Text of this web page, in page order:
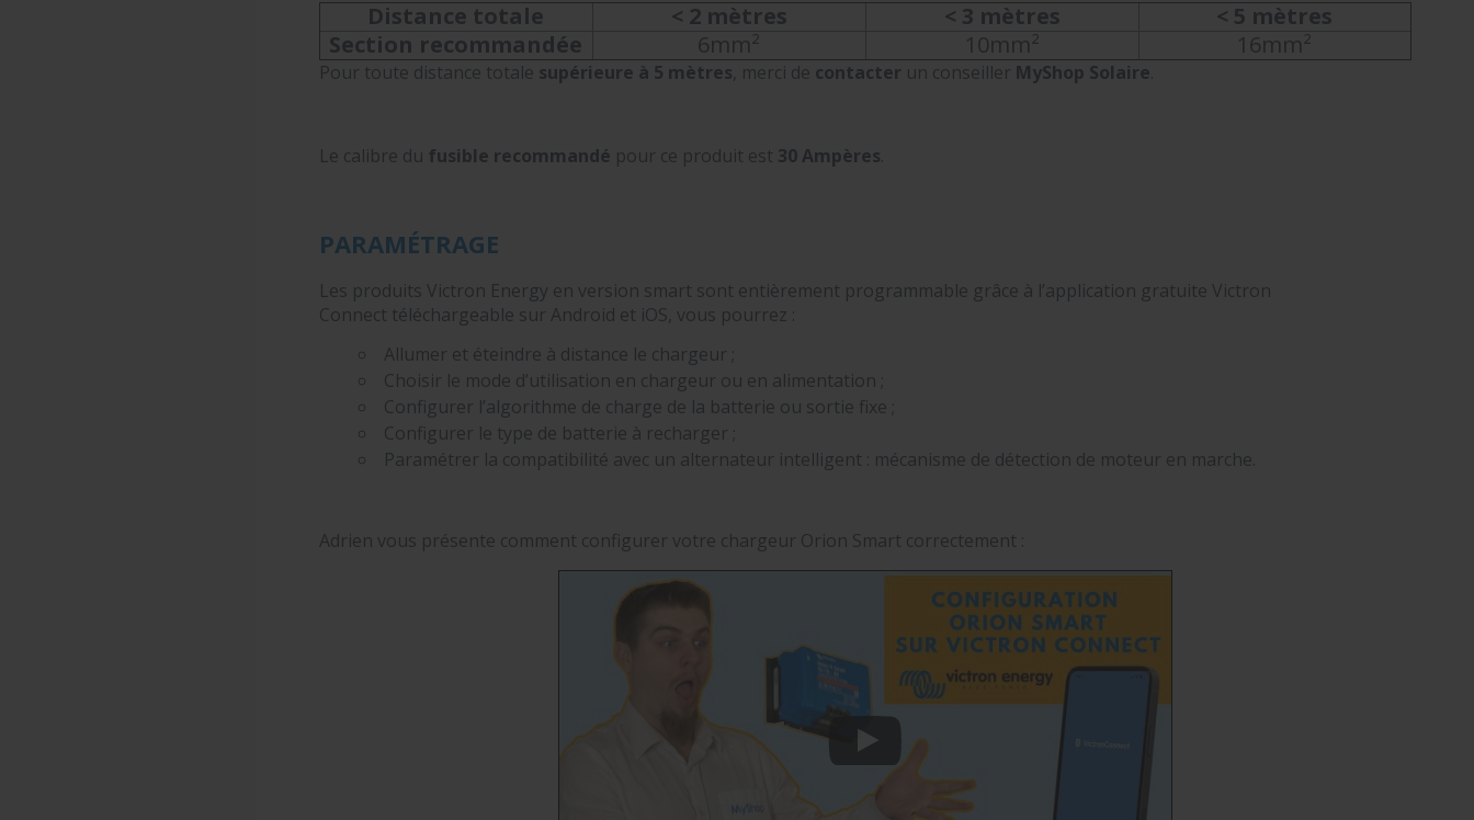
Distance totale < 2 mètres < 3 mètres
< 5 mètres
Section recommandée
6mm² 10mm² 16mm²
Pour toute distance totale supérieure à 5 mètres , merci de contacter un conseiller MyShop Solaire.
Le calibre du fusible recommandé pour ce produit est 30 Ampères.
PARAMÉTRAGE
Les produits Victron Energy en version smart sont entièrement programmable grâce à l’application gratuite Victron
Connect téléchargeable sur Android et iOS, vous pourrez :
Allumer et éteindre à distance le chargeur ;
Choisir le mode d’utilisation en chargeur ou en alimentation ;
Configurer l’algorithme de charge de la batterie ou sortie fixe ;
Configurer le type de batterie à recharger ;
Paramétrer la compatibilité avec un alternateur intelligent : mécanisme de détection de moteur en marche.
Adrien vous présente comment configurer votre chargeur Orion Smart correctement :